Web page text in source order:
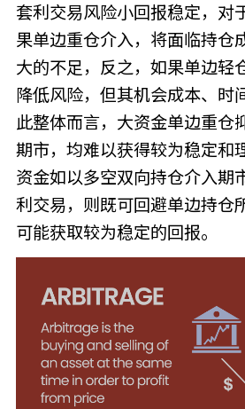
套利交易风险小回报稳定，对
果单边重仓介入，将面临持仓
大的不足，反之，如果单边轻
降低风险，但其机会成本、时
此整体而言，大资金单边重仓
期市，均难以获得较为稳定和
资金如以多空双向持仓介入期
利交易，则既可回避单边持仓
可能获取较为稳定的回报。